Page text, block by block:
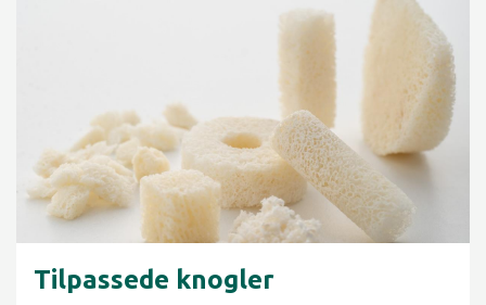
Tilpassede knogler